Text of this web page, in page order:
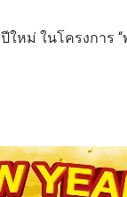
ใหม่ ในโครงการ